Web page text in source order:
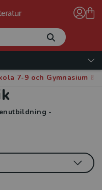
7-9 och Gymnasium &
-